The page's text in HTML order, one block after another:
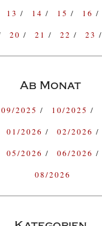
13 14 15 16
20 21 22 23
Ab Monat
09/2025 10/2025
01/2026 02/2026
05/2026 06/2026
08/2026